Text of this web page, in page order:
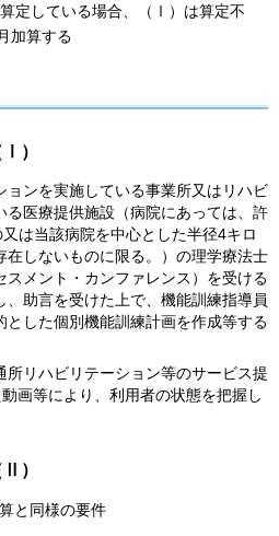
定している場合、（Ⅰ）は算定不
加算する
）
ョンを実施している事業所又はリハビ
る医療提供施設（病院にあっては、許
は当該病院を中心とした半径4キロ
在しないものに限る。）の理学療法士
スメント・カンファレンス）を受ける
、助言を受けた上で、機能訓練指導員
とした個別機能訓練計画を作成等する
所リハビリテーション等のサービス提
画等により、利用者の状態を把握し
）
と同様の要件